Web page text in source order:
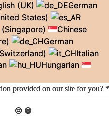
(UK)
German
States)
(Singapore)
Chinese
German
Italian
Hungarian
provided on our site for you? *
😔 😀